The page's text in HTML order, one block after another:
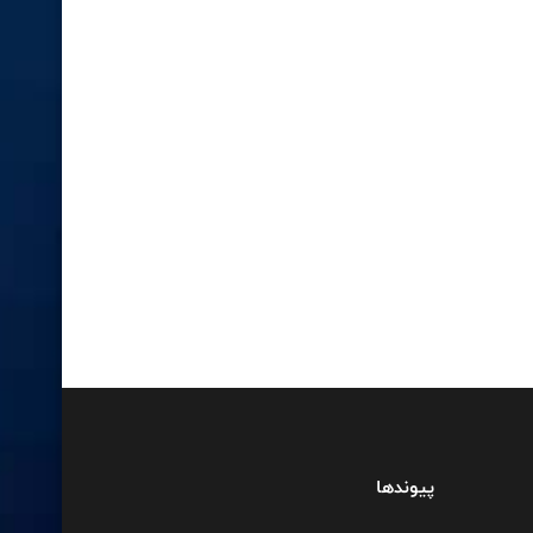
پیوندها